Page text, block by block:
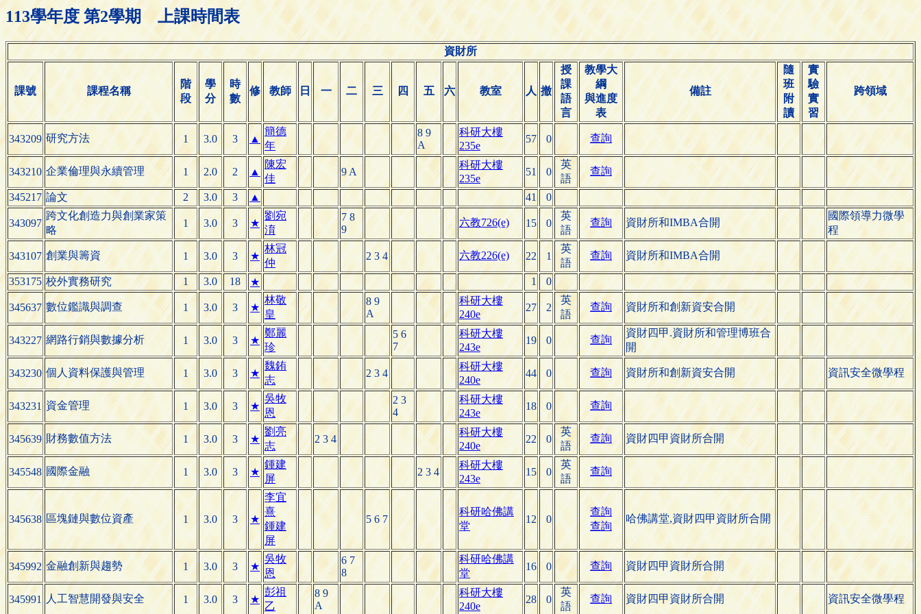
113學年度 第2學期 上課時間表
資財所
課號 課程名稱
階
段
學
分
時
數
修 教師 日 一 二 三 四 五 六 教室 人 撤
授
課
語
言
教學大
綱
與進度
表
備註
隨
班
附
讀
實
驗
實
習
跨領域
343209 研究方法 1 3.0 3 ▲
簡德
年
8 9
A
科研大樓
235e
57 0 查詢
343210 企業倫理與永續管理 1 2.0 2 ▲
陳宏
佳
9 A
科研大樓
235e
51 0
英
語
查詢
345217 論文 2 3.0 3 ▲ 41 0
343097
跨文化創造力與創業家策
略
1 3.0 3 ★
劉宛
淯
7 8
9
六教726(e) 15 0
英
語
查詢 資財所和IMBA合開
國際領導力微學
程
343107 創業與籌資 1 3.0 3 ★
林冠
仲
2 3 4 六教226(e) 22 1
英
語
查詢 資財所和IMBA合開
353175 校外實務研究 1 3.0 18 ★ 1 0
345637 數位鑑識與調查 1 3.0 3 ★
林敬
皇
8 9
A
科研大樓
240e
27 2
英
語
查詢 資財所和創新資安合開
343227 網路行銷與數據分析 1 3.0 3 ★
鄭麗
珍
5 6
7
科研大樓
243e
19 0 查詢
資財四甲.資財所和管理博班合
開
343230 個人資料保護與管理 1 3.0 3 ★
魏銪
志
2 3 4
科研大樓
240e
44 0 查詢 資財所和創新資安合開 資訊安全微學程
343231 資金管理 1 3.0 3 ★
吳牧
恩
2 3
4
科研大樓
243e
18 0 查詢
345639 財務數值方法 1 3.0 3 ★
劉亮
志
2 3 4
科研大樓
240e
22 0
英
語
查詢 資財四甲資財所合開
345548 國際金融 1 3.0 3 ★
鍾建
屏
2 3 4
科研大樓
243e
15 0
英
語
查詢
345638 區塊鏈與數位資產 1 3.0 3 ★
李宜
熹
鍾建
屏
5 6 7
科研哈佛講
堂
12 0
查詢
查詢
哈佛講堂,資財四甲資財所合開
345992 金融創新與趨勢 1 3.0 3 ★
吳牧
恩
6 7
8
科研哈佛講
堂
16 0 查詢 資財四甲資財所合開
345991 人工智慧開發與安全 1 3.0 3 ★
彭祖
乙
8 9
A
科研大樓
240e
28 0
英
語
查詢 資財四甲資財所合開 資訊安全微學程